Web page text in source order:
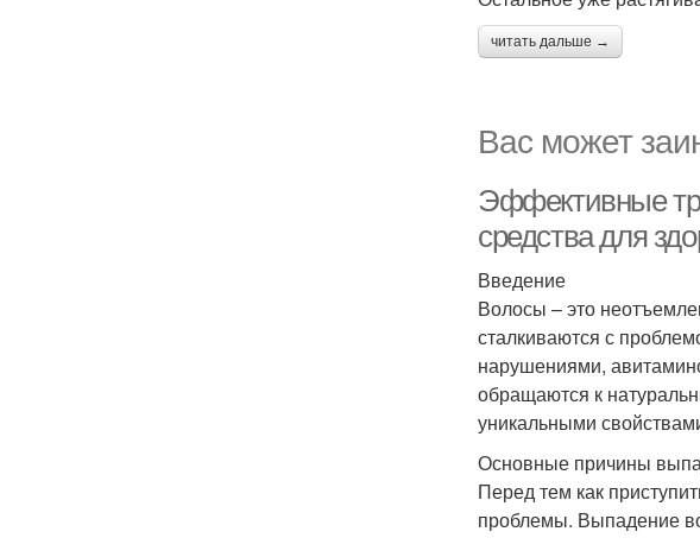
читать дальше →
Вас может
Эффективные
средства для
Введение
Волосы – это
сталкиваются с
нарушениями,
обращаются к
уникальными
Основные причины
Перед тем как
проблемы. Выпадение